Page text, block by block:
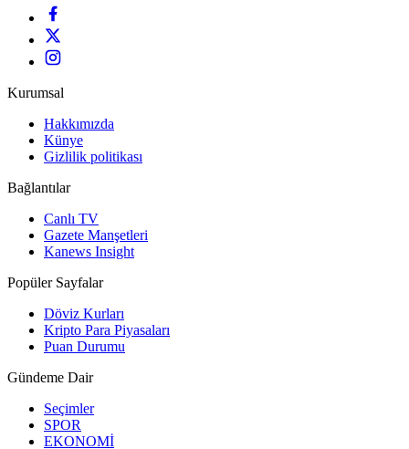
Kurumsal
Hakkımızda
Künye
Gizlilik politikası
Bağlantılar
Canlı TV
Gazete Manşetleri
Kanews Insight
Popüler Sayfalar
Döviz Kurları
Kripto Para Piyasaları
Puan Durumu
Gündeme Dair
Seçimler
SPOR
EKONOMİ